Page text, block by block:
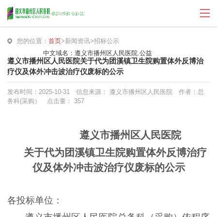
中文域名：遵义市播州区人民医院.公益
您的位置： 首页>新闻资讯>招标公示
遵义市播州区人民医院关于代为团溪镇卫生院购置体外反博治
疗仪及体外冲击波治疗仪废标的公示
发布时间：2025-10-31 信息来源： 遵义市播州区人民医院
作者：总
务科(采购）
点击量： 357
遵义市播州区人民医院
关于代为团溪镇卫生院购置体外反博治疗
仪及体外冲击波治疗仪废标的公示
各投标单位：